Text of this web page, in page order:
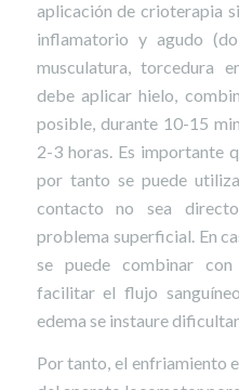
aplicación de crioterapia
inflamatorio y agudo
musculatura, torcedura
debe aplicar hielo,
posible, durante 10-15
2-3 horas. Es importante
por tanto se puede
contacto no sea
problema superficial. En
se puede combinar
facilitar el flujo
edema se instaure
Por tanto, el enfriamiento